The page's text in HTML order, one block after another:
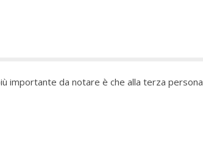
importante da notare è che alla terza persona